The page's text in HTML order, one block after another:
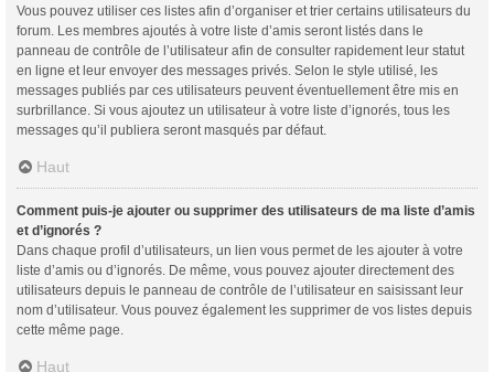
Vous pouvez utiliser ces listes afin d’organiser et trier certains utilisateurs du
forum. Les membres ajoutés à votre liste d’amis seront listés dans le
panneau de contrôle de l’utilisateur afin de consulter rapidement leur statut
en ligne et leur envoyer des messages privés. Selon le style utilisé, les
messages publiés par ces utilisateurs peuvent éventuellement être mis en
surbrillance. Si vous ajoutez un utilisateur à votre liste d’ignorés, tous les
messages qu’il publiera seront masqués par défaut.
Haut
Comment puis-je ajouter ou supprimer des utilisateurs de ma liste d’amis
et d’ignorés ?
Dans chaque profil d’utilisateurs, un lien vous permet de les ajouter à votre
liste d’amis ou d’ignorés. De même, vous pouvez ajouter directement des
utilisateurs depuis le panneau de contrôle de l’utilisateur en saisissant leur
nom d’utilisateur. Vous pouvez également les supprimer de vos listes depuis
cette même page.
Haut